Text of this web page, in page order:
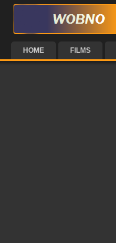
HOME FILMS